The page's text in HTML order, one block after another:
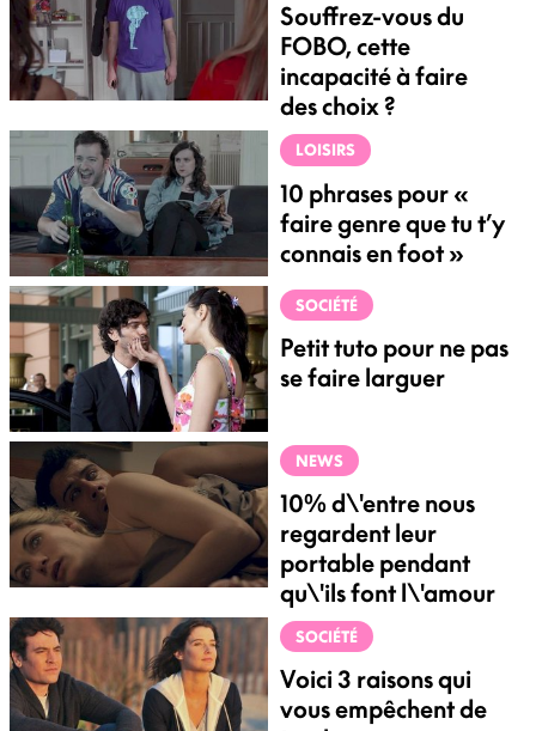
Souffrez-vous du
FOBO, cette
incapacité à faire
des choix ?
LOISIRS
10 phrases pour «
faire genre que tu t’y
connais en foot »
SOCIÉTÉ
Petit tuto pour ne pas
se faire larguer
NEWS
10% d\'entre nous
regardent leur
portable pendant
qu\'ils font l\'amour
SOCIÉTÉ
Voici 3 raisons qui
vous empêchent de